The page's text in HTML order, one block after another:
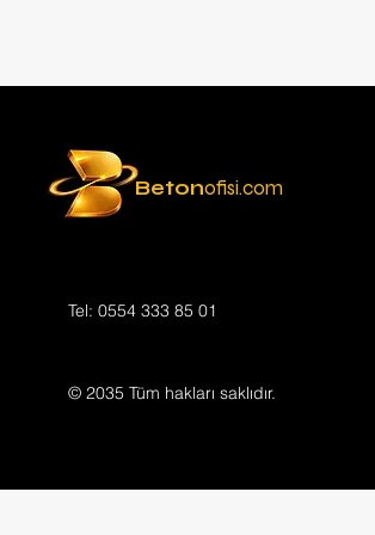
Betonofisi.com
Tel: 0554 333 85 01
© 2035 Tüm hakları saklıdır.